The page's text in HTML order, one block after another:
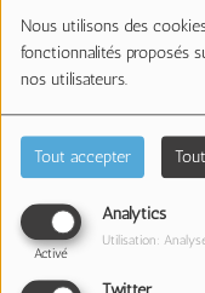
Nous utilisons des
fonctionnalités proposés
nos utilisateurs.
Tout accepter
Analytics
Activé
Utilisation:
Mémoires
2ème
1ère partie